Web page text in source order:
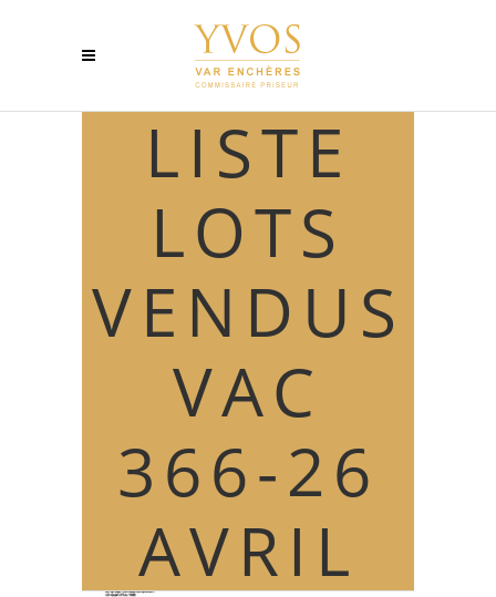
LISTE
LOTS
VENDUS
VAC
366-26
AVRIL
LISTE LOTS VENDUS VAC
366-26 AVRIL